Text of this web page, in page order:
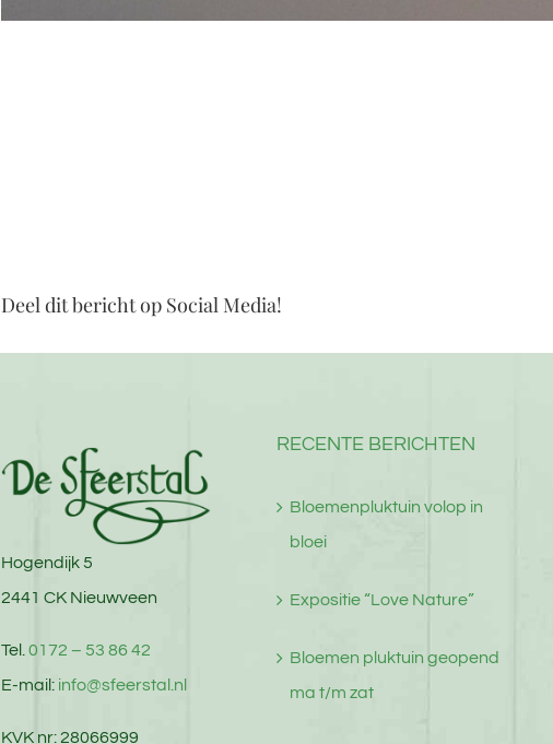
Deel dit bericht op Social Media!
Hogendijk 5
2441 CK Nieuwveen
Tel. 0172 – 53 86 42
E-mail: info@sfeerstal.nl
KVK nr: 28066999
RECENTE BERICHTEN
Bloemenpluktuin volop in
bloei
Expositie “Love Nature”
Bloemen pluktuin geopend
ma t/m zat